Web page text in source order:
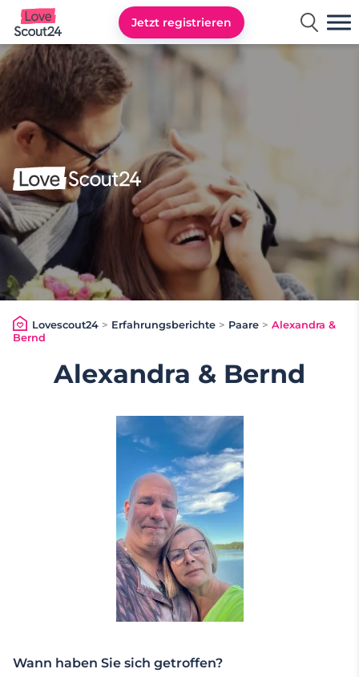
Lovescout24
Jetzt registrieren
Lovescout24> Erfahrungsberichte > Paare > Alexandra &
Bernd
Alexandra & Bernd
Wann haben Sie sich getroffen?